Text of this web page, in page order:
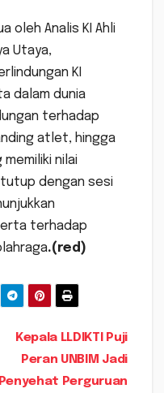
oleh Analis KI Ahli
Utaya,
KI
dalam dunia
terhadap
atlet, hingga
nilai
dengan sesi
terhadap
.(red)
Kepala LLDIKTI Puji
Peran UNBIM Jadi
Penyehat Perguruan